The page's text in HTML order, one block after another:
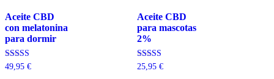
Aceite CBD
con melatonina
para dormir
Valorado con
5.00
49,95 €
Aceite CBD
para mascotas
2%
Valorado con
5.00
25,95 €